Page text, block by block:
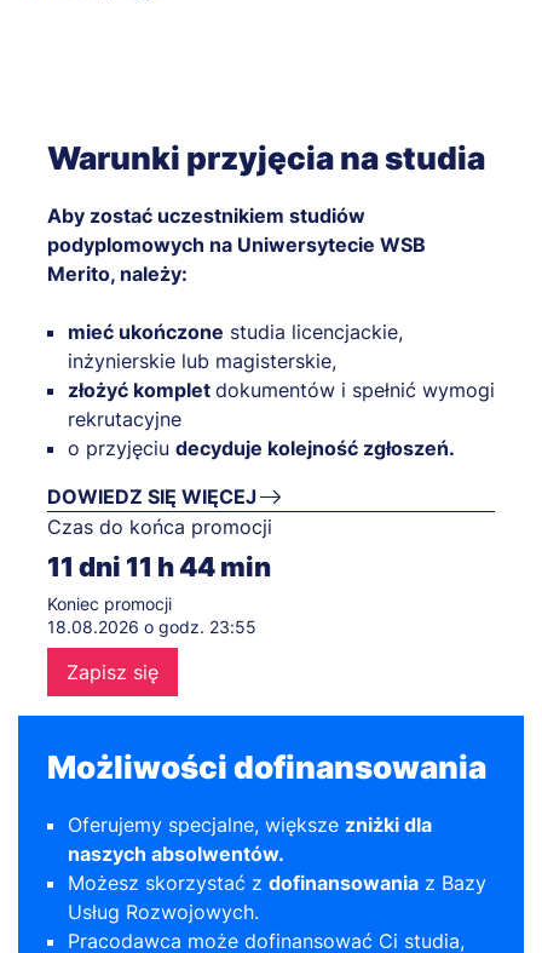
Warunki przyjęcia na studia
Aby zostać uczestnikiem studiów
podyplomowych na Uniwersytecie WSB
Merito, należy:
mieć ukończone studia licencjackie,
inżynierskie lub magisterskie,
złożyć komplet dokumentów i spełnić wymogi
rekrutacyjne
o przyjęciu decyduje kolejność zgłoszeń.
DOWIEDZ SIĘ WIĘCEJ
Czas do końca promocji
11 dni 11 h44min
Koniec promocji
18.08.2026 o godz. 23:55
Zapisz się
Możliwości dofinansowania
Oferujemy specjalne, większe zniżki dla
naszych absolwentów.
Możesz skorzystać z dofinansowania z Bazy
Usług Rozwojowych.
Pracodawca może dofinansować Ci studia,